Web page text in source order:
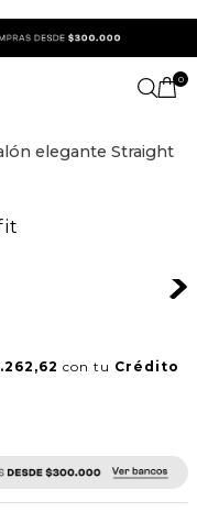
0
elegante Straight
con tu Crédito